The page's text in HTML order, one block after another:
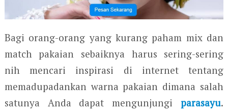
Bagi orang-orang yang kurang paham mix dan
match pakaian sebaiknya harus sering-sering
nih mencari inspirasi di internet tentang
memadupadankan warna pakaian dimana salah
satunya Anda dapat mengunjungiparasayu.